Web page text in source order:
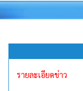
รายละเอียดข่าว